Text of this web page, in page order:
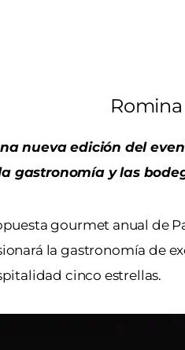
nueva edición del
gastronomía y las
gourmet anual de
la gastronomía de
cinco estrellas.